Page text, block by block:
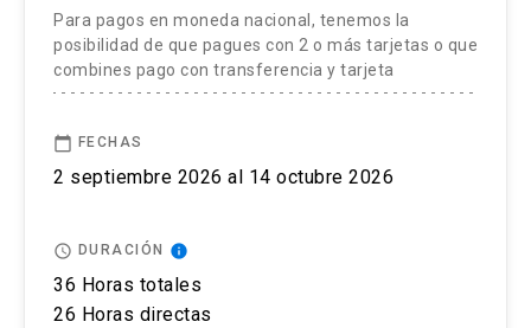
El postular no asegura el cupo, una vez inscrito o
aceptado en el programa se debe pagar el valor
completo de la actividad para estar matriculado.
No se tramitarán postulaciones incompletas.
Puedes revisar aquí más información importante
Para pagos en moneda nacional, tenemos la
posibilidad de que pagues con 2 o más tarjetas o que
combines pago con transferencia y tarjeta
calendar_today FECHAS
2 septiembre 2026 al 14 octubre 2026
access_time DURACIÓN info
36 Horas totales
26 Horas directas